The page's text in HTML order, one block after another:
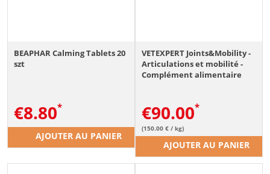
BEAPHAR Calming Tablets 20
szt
€8.80
AJOUTER AU PANIER
VETEXPERT Joints&Mobility -
Articulations et mobilité -
Complément alimentaire
€90.00
(150.00 € / kg)
AJOUTER AU PANIER